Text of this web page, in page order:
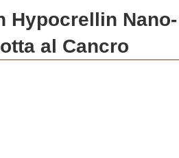
Hypocrellin Nano-
al Cancro